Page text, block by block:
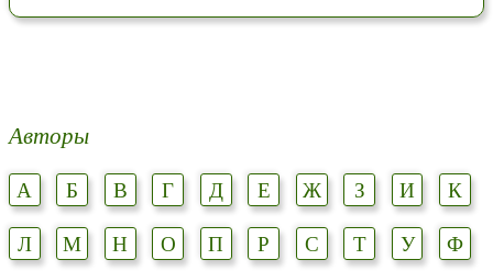
Авторы
А Б В Г Д Е Ж З И
К
Л
М Н О П Р С Т У
Ф